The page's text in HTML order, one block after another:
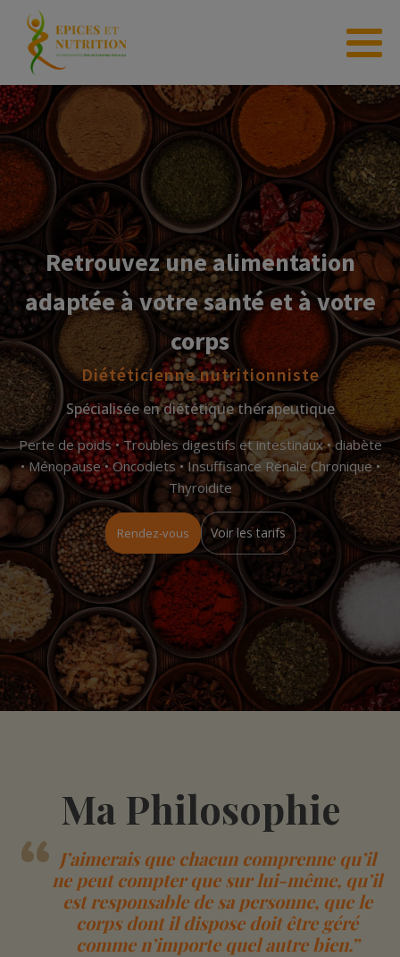
Retrouvez une alimentation
adaptée à votre santé et à votre
corps
Diététicienne nutritionniste
Spécialisée en diététique thérapeutique
Perte de poids • Troubles digestifs et intestinaux • diabète
• Ménopause • Oncodiets • Insuffisance Rénale Chronique •
Thyroidite
Rendez-vous Voir les tarifs
Ma Philosophie
“ J’aimerais que chacun comprenne qu’il
ne peut compter que sur lui-même, qu’il
est responsable de sa personne, que le
corps dont il dispose doit être géré
comme n’importe quel autre bien.”